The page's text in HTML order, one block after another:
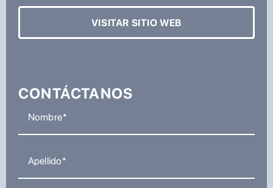
VISITAR SITIO WEB
CONTÁCTANOS
Nombre
Apellido